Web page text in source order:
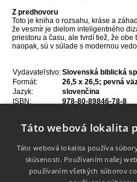
Z predhovoru
Toto je kniha o rozsahu, kráse a
že vesmír je dielom inteligentného
priestoru a času, ale tvrdí tiež, že
naopak, sú v súlade s modernou
Vydavateľstvo:Slovenská biblická
Formát:
26,5 x 26,5; pevná
Jazyk:
slovenčina
ISBN:
978-80-89846-78-8
Táto webová lokalita
Táto webová lokalita používa
skúsenosti. Používaním našej
používaním všetkých súborov